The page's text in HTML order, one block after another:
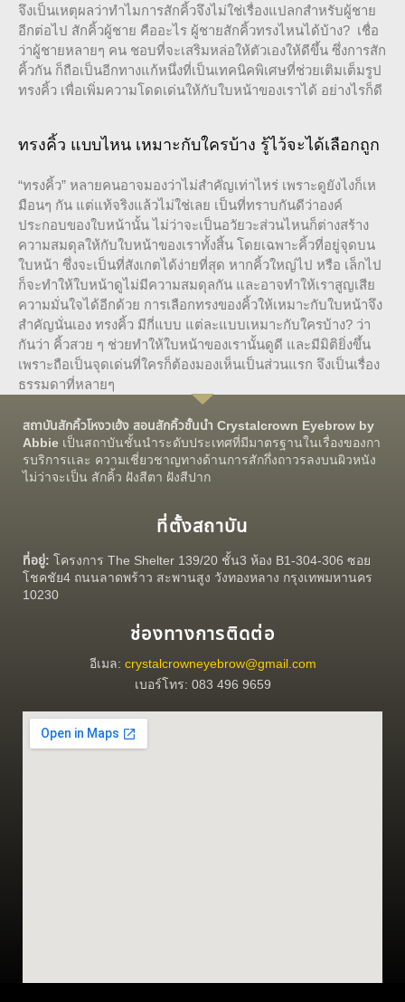
จึงเป็นเหตุผลว่าทำไมการสักคิ้วจึงไม่ใช่เรื่องแปลกสำหรับผู้ชาย
อีกต่อไป สักคิ้วผู้ชาย คืออะไร ผู้ชายสักคิ้วทรงไหนได้บ้าง? เชื่อ
ว่าผู้ชายหลายๆ คน ชอบที่จะเสริมหล่อให้ตัวเองให้ดีขึ้น ซึ่งการสัก
คิ้วกัน ก็ถือเป็นอีกทางแก้หนึ่งที่เป็นเทคนิคพิเศษที่ช่วยเติมเต็มรูป
ทรงคิ้ว เพื่อเพิ่มความโดดเด่นให้กับใบหน้าของเราได้ อย่างไรก็ดี
ทรงคิ้ว แบบไหน เหมาะกับใครบ้าง รู้ไว้จะได้เลือกถูก
“ทรงคิ้ว” หลายคนอาจมองว่าไม่สำคัญเท่าไหร่ เพราะดูยังไงก็เห
มือนๆ กัน แต่แท้จริงแล้วไม่ใช่เลย เป็นที่ทราบกันดีว่าองค์
ประกอบของใบหน้านั้น ไม่ว่าจะเป็นอวัยวะส่วนไหนก็ต่างสร้าง
ความสมดุลให้กับใบหน้าของเราทั้งสิ้น โดยเฉพาะคิ้วที่อยู่จุดบน
ใบหน้า ซึ่งจะเป็นที่สังเกตได้ง่ายที่สุด หากคิ้วใหญ่ไป หรือ เล็กไป
ก็จะทำให้ใบหน้าดูไม่มีความสมดุลกัน และอาจทำให้เราสูญเสีย
ความมั่นใจได้อีกด้วย การเลือกทรงของคิ้วให้เหมาะกับใบหน้าจึง
สำคัญนั่นเอง ทรงคิ้ว มีกี่แบบ แต่ละแบบเหมาะกับใครบ้าง? ว่า
กันว่า คิ้วสวย ๆ ช่วยทำให้ใบหน้าของเรานั้นดูดี และมีมิติยิ่งขึ้น
เพราะถือเป็นจุดเด่นที่ใครก็ต้องมองเห็นเป็นส่วนแรก จึงเป็นเรื่อง
ธรรมดาที่หลายๆ
สถาบันสักคิ้วโหงวเฮ้ง สอนสักคิ้วชั้นนำ Crystalcrown Eyebrow by
Abbie เป็นสถาบันชั้นนำระดับประเทศที่มีมาตรฐานในเรื่องของกา
รบริการเเละ ความเชี่ยวชาญทางด้านการสักกึ่งถาวรลงบนผิวหนัง
ไม่ว่าจะเป็น สักคิ้ว ฝังสีตา ฝังสีปาก
ที่ตั้งสถาบัน
ที่อยู่: โครงการ The Shelter 139/20 ชั้น3 ห้อง B1-304-306 ซอย
โชคชัย4 ถนนลาดพร้าว สะพานสูง วังทองหลาง กรุงเทพมหานคร
10230
ช่องทางการติดต่อ
อีเมล: crystalcrowneyebrow@gmail.com
เบอร์โทร: 083 496 9659